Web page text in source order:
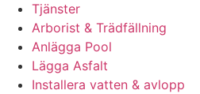
Tjänster
Arborist & Trädfällning
Anlägga Pool
Lägga Asfalt
Installera vatten & avlopp